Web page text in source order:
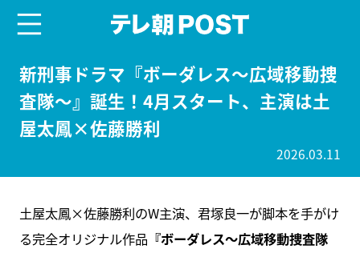
新刑事ドラマ『ボーダレス～広域移動捜
査隊～』誕生！4月スタート、主演は土
屋太鳳×佐藤勝利
2026.03.11
土屋太鳳×佐藤勝利のW主演、君塚良一が脚本を手がけ
る完全オリジナル作品 『ボーダレス～広域移動捜査隊